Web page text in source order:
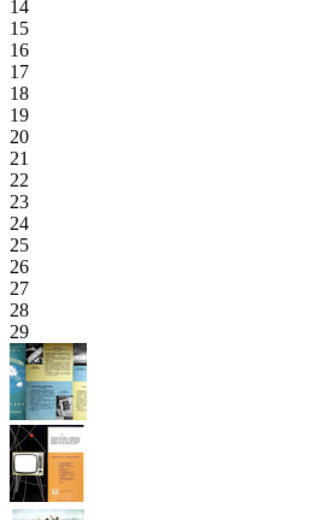
14
15
16
17
18
19
20
21
22
23
24
25
26
27
28
29